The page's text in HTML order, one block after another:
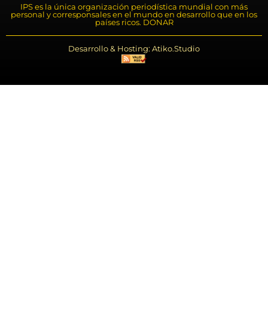
IPS es la única organización periodística mundial con más
personal y corresponsales en el mundo en desarrollo que en los
países ricos. DONAR
Desarrollo & Hosting: Atiko.Studio